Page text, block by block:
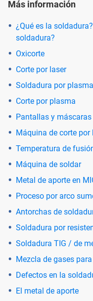
Más información
¿Qué es la
soldadura?
Oxicorte
Corte por laser
Soldadura por plasma
Corte por plasma
Pantallas y
Máquina de corte por
Temperatura de
Máquina de soldar
Metal de aporte en
Proceso por arco
Antorchas de
Soldadura por
Soldadura TIG / de
Mezcla de gases
Defectos en la
El metal de aporte